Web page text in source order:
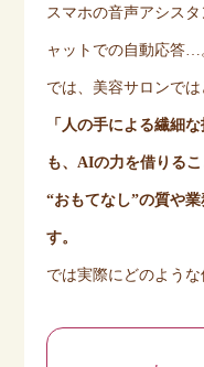
スマホの音声アシス
ャットでの自動応答…
では、美容サロンで
「人の手による繊細
も、AIの力を借りるこ
“おもてなし”の質や
す。
では実際にどのよう